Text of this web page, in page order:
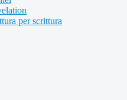
per scrittura